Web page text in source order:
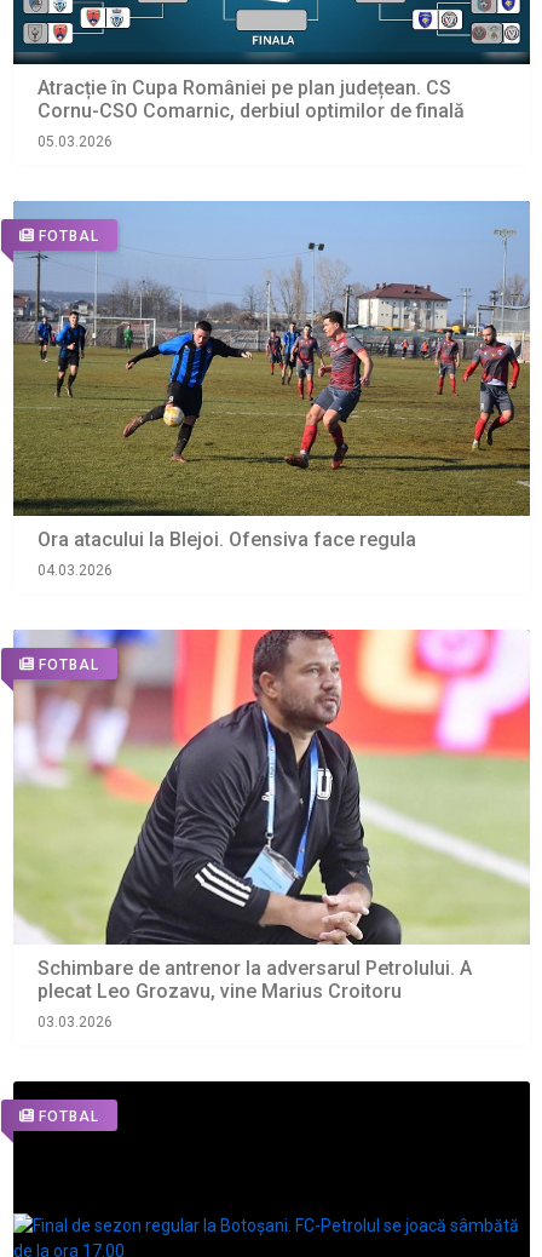
Atracție în Cupa României pe plan județean. CS
Cornu-CSO Comarnic, derbiul optimilor de finală
05.03.2026
FOTBAL
Ora atacului la Blejoi. Ofensiva face regula
04.03.2026
FOTBAL
Schimbare de antrenor la adversarul Petrolului. A
plecat Leo Grozavu, vine Marius Croitoru
03.03.2026
FOTBAL